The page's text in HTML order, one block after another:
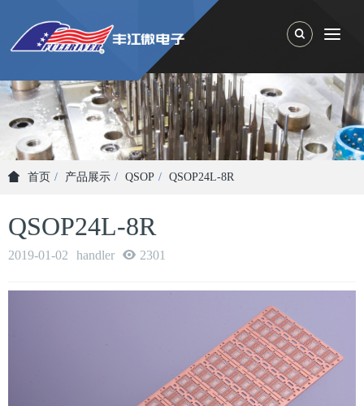
Toggle Search
首页 产品展示 QSOP QSOP24L-8R
QSOP24L-8R
2019-01-02 handler 2301